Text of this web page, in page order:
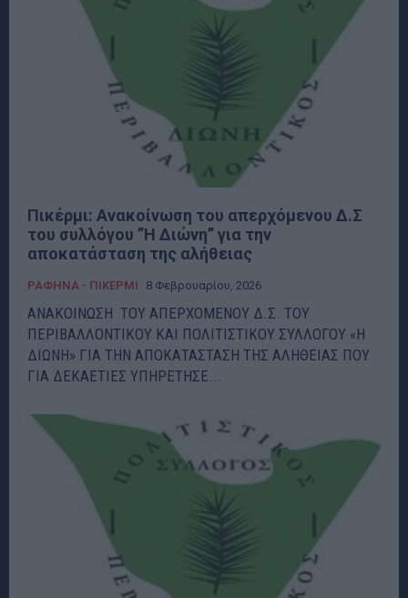
Πικέρμι: Ανακοίνωση του απερχόμενου Δ.Σ
του συλλόγου ”Η Διώνη” για την
αποκατάσταση της αλήθειας
ΡΑΦΗΝΑ - ΠΙΚΕΡΜΙ 8 Φεβρουαρίου, 2026
ΑΝΑΚΟΙΝΩΣΗ ΤΟΥ ΑΠΕΡΧΟΜΕΝΟΥ Δ.Σ. ΤΟΥ
ΠΕΡΙΒΑΛΛΟΝΤΙΚΟΥ ΚΑΙ ΠΟΛΙΤΙΣΤΙΚΟΥ ΣΥΛΛΟΓΟΥ «Η
ΔΙΩΝΗ» ΓΙΑ ΤΗΝ ΑΠΟΚΑΤΑΣΤΑΣΗ ΤΗΣ ΑΛΗΘΕΙΑΣ ΠΟΥ
ΓΙΑ ΔΕΚΑΕΤΙΕΣ ΥΠΗΡΕΤΗΣΕ...